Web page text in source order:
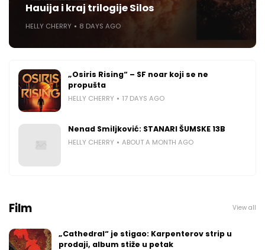
Hauija i kraj trilogije Silos
HELLY CHERRY 8 DAYS AGO
„Osiris Rising“ – SF noar koji se ne
propušta
HELLY CHERRY 17 DAYS AGO
Nenad Smiljković: STANARI ŠUMSKE 13B
HELLY CHERRY ABOUT A MONTH AGO
Film View all
„Cathedral“ je stigao: Karpenterov strip u
prodaji, album stiže u petak